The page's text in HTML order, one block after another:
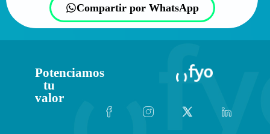
Compartir por WhatsApp
Potenciamos
tu
valor